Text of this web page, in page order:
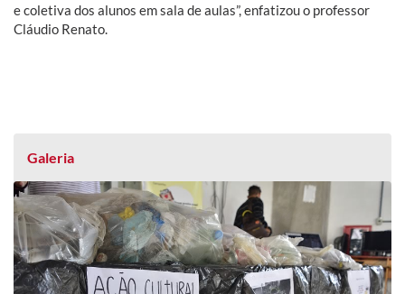
e coletiva dos alunos em sala de aulas”, enfatizou o professor
Cláudio Renato.
Galeria